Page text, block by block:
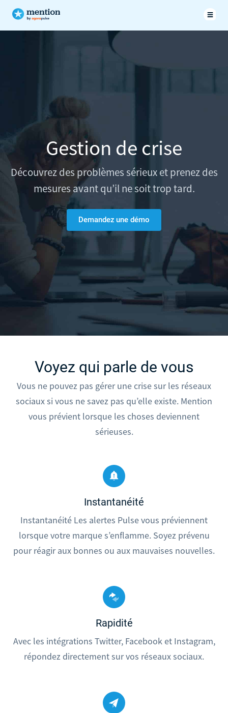
Gestion de crise
Découvrez des problèmes sérieux et prenez des
mesures avant qu’il ne soit trop tard.
Demandez une démo
Voyez qui parle de vous
Vous ne pouvez pas gérer une crise sur les réseaux
sociaux si vous ne savez pas qu’elle existe. Mention
vous prévient lorsque les choses deviennent
sérieuses.
Instantanéité
Instantanéité Les alertes Pulse vous préviennent
lorsque votre marque s’enflamme. Soyez prévenu
pour réagir aux bonnes ou aux mauvaises nouvelles.
Rapidité
Avec les intégrations Twitter, Facebook et Instagram,
répondez directement sur vos réseaux sociaux.